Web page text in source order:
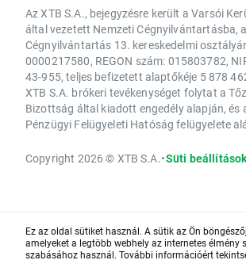
Az XTB S.A., bejegyzésre került a Varsói
által vezetett Nemzeti Cégnyilvántartásba,
Cégnyilvántartás 13. kereskedelmi
0000217580, REGON szám: 015803782,
43-955, teljes befizetett alaptőkéje 5 878
XTB S.A. brókeri tevékenységet folytat a
Bizottság által kiadott engedély alapján, és
Pénzügyi Felügyeleti Hatóság felügyelete
Copyright 2026 © XTB S.A.•Süti
Ez az oldal sütiket használ. A sütik az Ön
amelyeket a legtöbb webhely az internetes élmény
szabásához használ. További információért